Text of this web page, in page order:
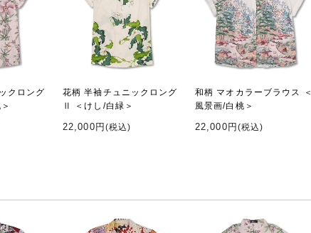
クロング
花柄 半袖チュニックロング
Ⅱ ＜けし/白緑＞
22,000円 (税込)
和柄 マオカラーブラウス ＜
風景画/白桃＞
22,000円 (税込)